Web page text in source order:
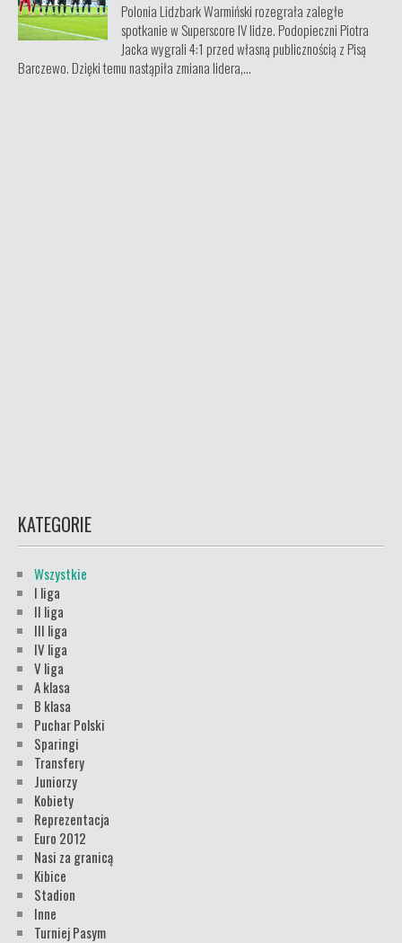
Polonia Lidzbark Warmiński rozegrała zaległe
spotkanie w Superscore IV lidze. Podopieczni Piotra
Jacka wygrali 4:1 przed własną publicznością z Pisą
Barczewo. Dzięki temu nastąpiła zmiana lidera,...
KATEGORIE
Wszystkie
I liga
II liga
III liga
IV liga
V liga
A klasa
B klasa
Puchar Polski
Sparingi
Transfery
Juniorzy
Kobiety
Reprezentacja
Euro 2012
Nasi za granicą
Kibice
Stadion
Inne
Turniej Pasym